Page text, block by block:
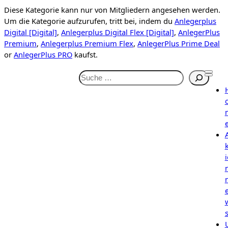
Diese Kategorie kann nur von Mitgliedern angesehen werden.
Um die Kategorie aufzurufen, tritt bei, indem du Anlegerplus
Digital [Digital], Anlegerplus Digital Flex [Digital], AnlegerPlus
Premium, Anlegerplus Premium Flex, AnlegerPlus Prime Deal
or AnlegerPlus PRO kaufst.
S
u
s